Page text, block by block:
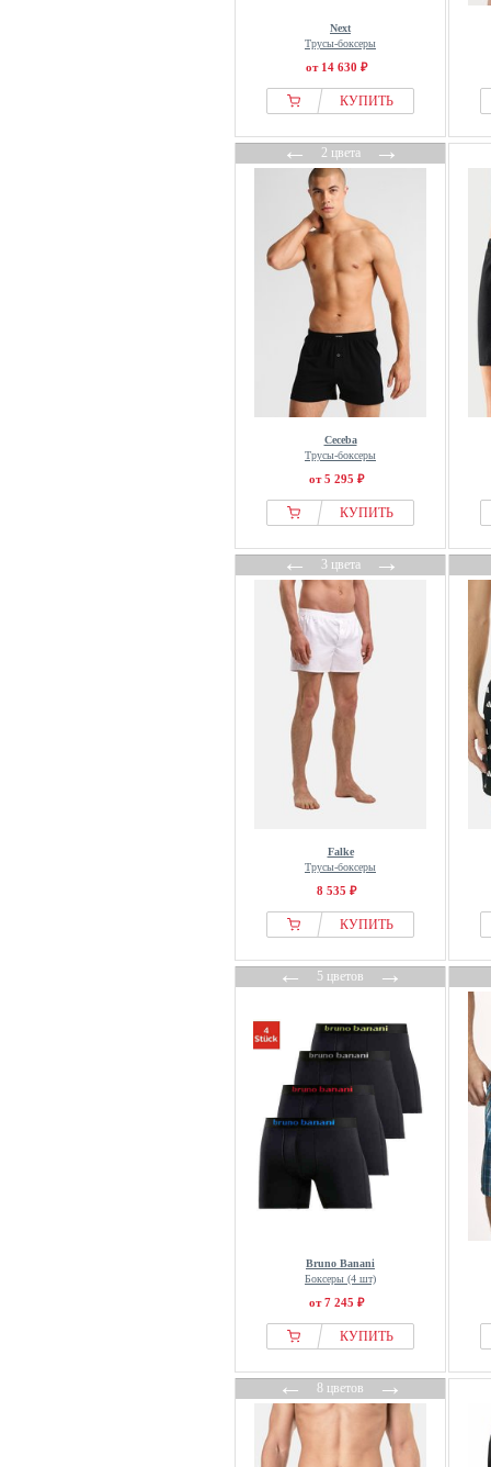
Next
Трусы-боксеры
от 14 630 ₽
КУПИТЬ
←2 цвета→
Ceceba
Трусы-боксеры
от 5 295 ₽
КУПИТЬ
←3 цвета→
Falke
Трусы-боксеры
8 535 ₽
КУПИТЬ
←5 цветов→
Bruno Banani
Боксеры (4 шт)
от 7 245 ₽
КУПИТЬ
←8 цветов→